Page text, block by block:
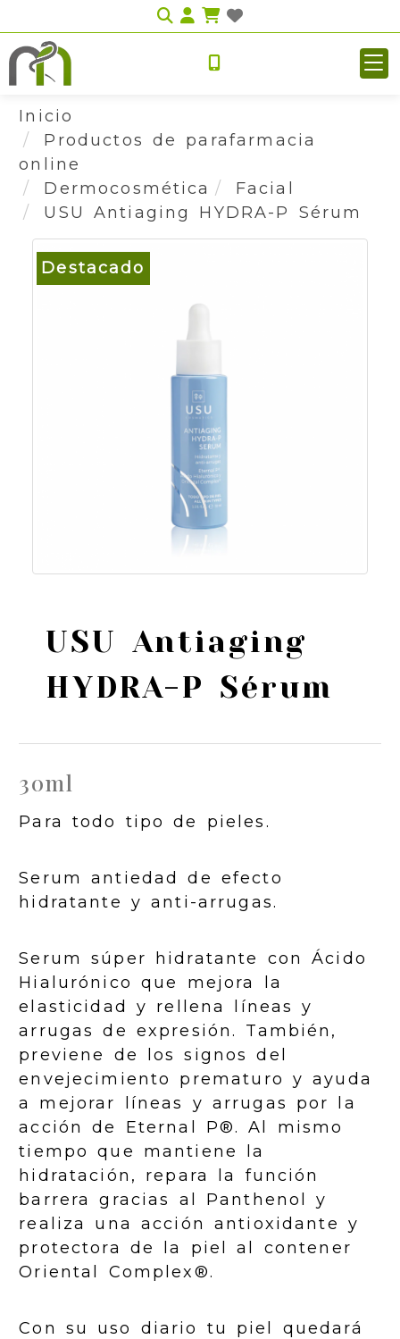
Identifícate
Inicio
Productos de parafarmacia
online
Dermocosmética
Facial
USU Antiaging HYDRA-P Sérum
Destacado
USU Antiaging
HYDRA-P Sérum
30ml
Para todo tipo de pieles.
Serum antiedad de efecto
hidratante y anti-arrugas.
Serum súper hidratante con Ácido
Hialurónico que mejora la
elasticidad y rellena líneas y
arrugas de expresión. También,
previene de los signos del
envejecimiento prematuro y ayuda
a mejorar líneas y arrugas por la
acción de Eternal P®. Al mismo
tiempo que mantiene la
hidratación, repara la función
barrera gracias al Panthenol y
realiza una acción antioxidante y
protectora de la piel al contener
Oriental Complex®.
Con su uso diario tu piel quedará